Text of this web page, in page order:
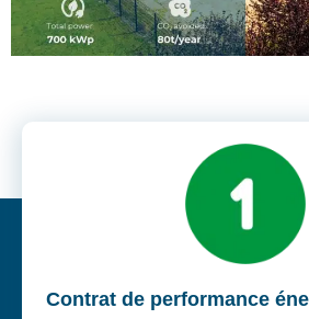
Nos +
Contrat de performance